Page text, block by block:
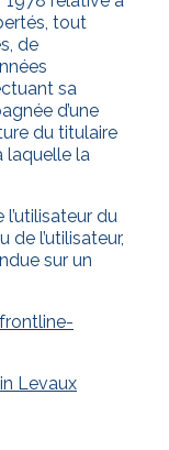
tout
de
sa
d’une
du titulaire
laquelle la
du
de l’utilisateur,
sur un
frontline-
Levaux